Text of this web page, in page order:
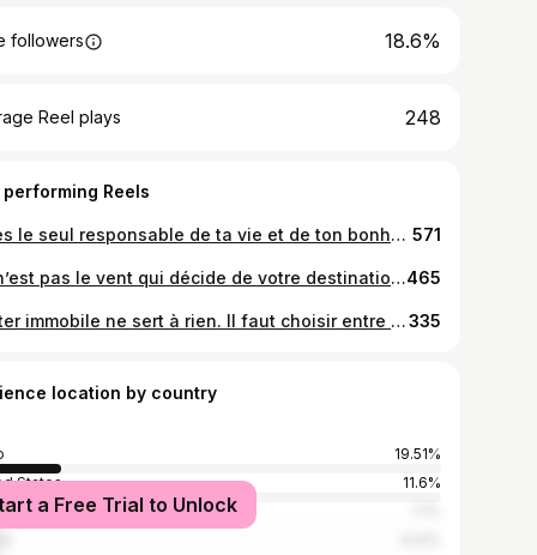
followers 18.6%
Reel plays 248
performing Reels
Tu es le seul responsable de ta vie et de ton bonheur. #M💯 571
Ce n’est pas le vent qui décide de votre destination, c’est l’orientation que vous donnez à votre voile. Le vent est pareil pour tous.465
Rester immobile ne sert à rien. Il faut choisir entre progresser ou régresser. Allons donc de l’avant et le sourire aux lèvres !335
location by country
19.51%
States
11.6%
d'Ivoirea Free Trial to Unlock